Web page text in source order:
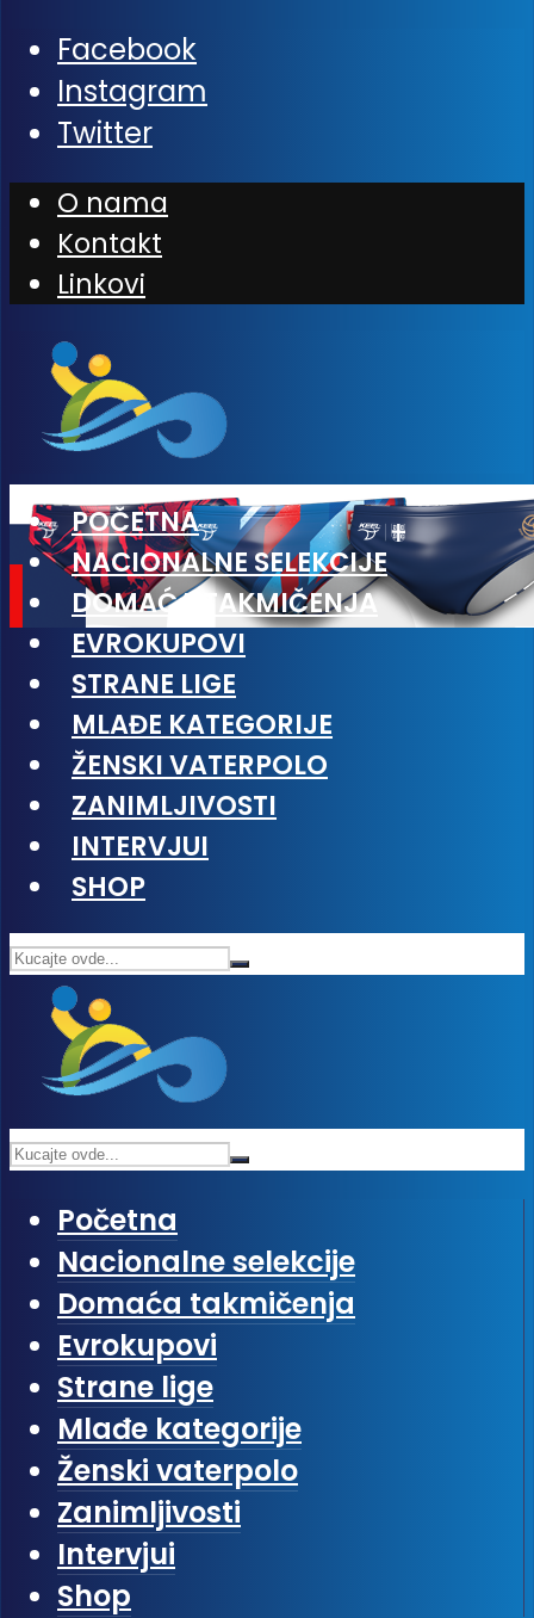
Facebook
Instagram
Twitter
O nama
Kontakt
Linkovi
POČETNA
NACIONALNE SELEKCIJE
DOMAĆA TAKMIČENJA
EVROKUPOVI
STRANE LIGE
MLAĐE KATEGORIJE
ŽENSKI VATERPOLO
ZANIMLJIVOSTI
INTERVJUI
SHOP
Početna
Nacionalne selekcije
Domaća takmičenja
Evrokupovi
Strane lige
Mlađe kategorije
Ženski vaterpolo
Zanimljivosti
Intervjui
Shop